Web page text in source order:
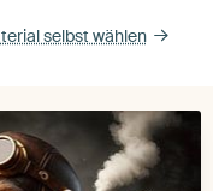
selbst wählen